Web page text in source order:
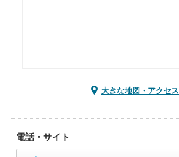
大きな地図・アクセス
電話・サイト